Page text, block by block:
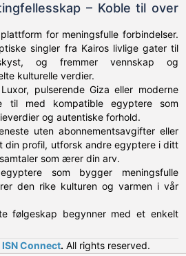
– Koble til over
for meningsfulle forbindelser.
singler fra Kairos livlige gater til
og fremmer vennskap og
kulturelle verdier.
pulserende Giza eller moderne
til med kompatible egyptere som
og autentiske forhold.
uten abonnementsavgifter eller
din profil, utforsk andre egyptere i ditt
som ærer din arv.
som bygger meningsfulle
den rike kulturen og varmen i vår
følgeskap begynner med et enkelt
ISN Connect. All rights reserved.